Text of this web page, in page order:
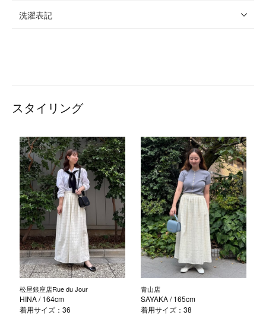
洗濯表記
スタイリング
松屋銀座店Rue du Jour
HINA/ 164cm
着用サイズ：36
青山店
SAYAKA/ 165cm
着用サイズ：38